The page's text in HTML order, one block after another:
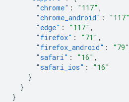
"chrome" : "117" ,
"chrome_android" : "117"
"edge" : "117" ,
"firefox" : "71" ,
"firefox_android" : "79"
"safari" : "16" ,
"safari_ios" :
"16"
}
}
}